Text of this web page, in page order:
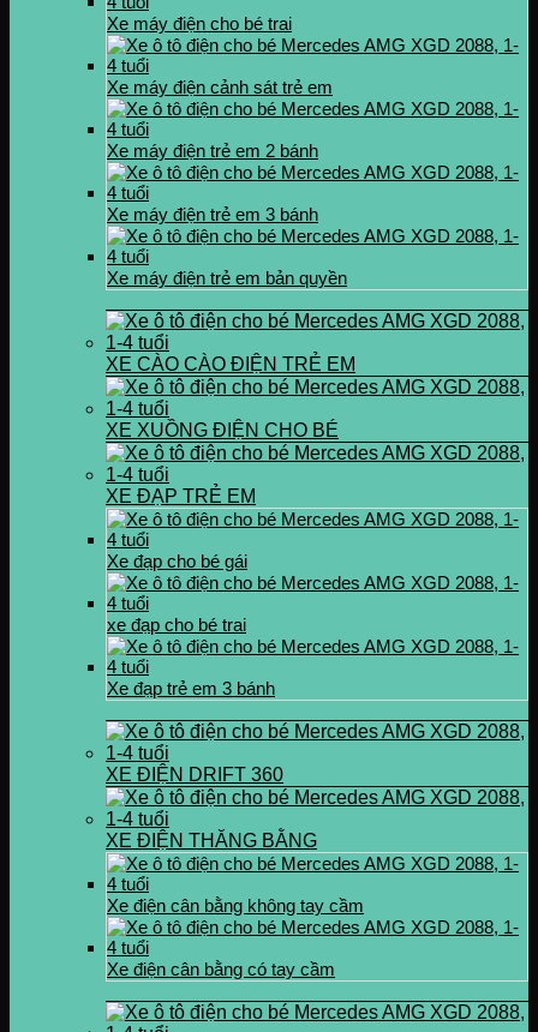
Xe máy điện cho bé trai
Xe máy điện cảnh sát trẻ em
Xe máy điện trẻ em 2 bánh
Xe máy điện trẻ em 3 bánh
Xe máy điện trẻ em bản quyền
XE CÀO CÀO ĐIỆN TRẺ EM
XE XUỒNG ĐIỆN CHO BÉ
XE ĐẠP TRẺ EM
Xe đạp cho bé gái
xe đạp cho bé trai
Xe đạp trẻ em 3 bánh
XE ĐIỆN DRIFT 360
XE ĐIỆN THĂNG BẰNG
Xe điện cân bằng không tay cầm
Xe điện cân bằng có tay cầm